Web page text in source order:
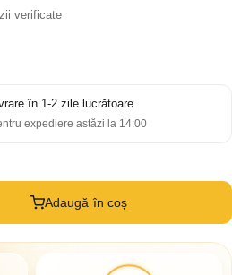
verificate
lei.
în 1-2 zile lucrătoare
expediere astăzi la 14:00
Adaugă în coș